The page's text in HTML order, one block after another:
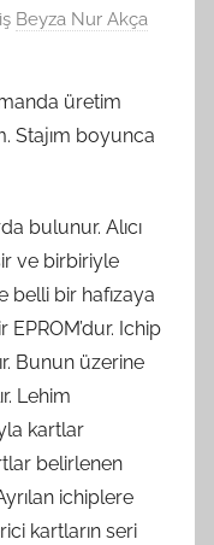
Beyza Nur Akça
üretim
Stajım boyunca
bulunur. Alıcı
ve birbiriyle
belli bir hafızaya
Ichip
Bunun üzerine
Lehim
kartlar
belirlenen
ichiplere
kartların seri